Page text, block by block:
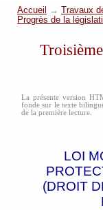
Accueil → Travaux
Progrès de la
La présente version
fonde sur le texte
de la première lecture.
LOI
(DROIT